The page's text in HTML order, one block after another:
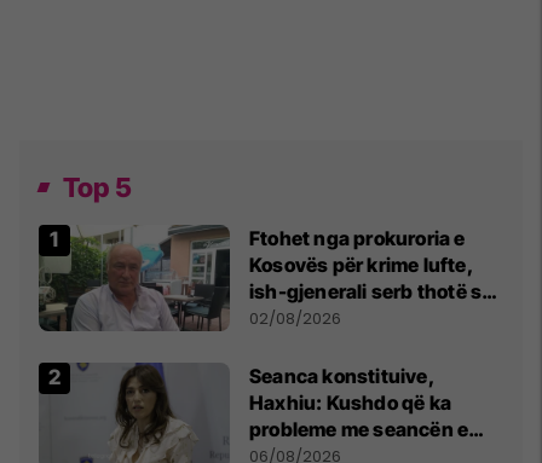
Top 5
Ftohet nga prokuroria e
Kosovës për krime lufte,
ish-gjenerali serb thotë se
dikush e tradhtoi në
02/08/2026
Seanca konstituive,
Haxhiu: Kushdo që ka
probleme me seancën e
sotme e ftoj t’i drejtohet
06/08/2026